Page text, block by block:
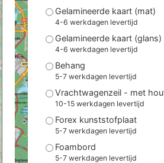
Gelamineerde kaart (mat)
4-6 werkdagen levertijd
Gelamineerde kaart (glans)
4-6 werkdagen levertijd
Behang
5-7 werkdagen levertijd
Vrachtwagenzeil - met
10-15 werkdagen levertijd
Forex kunststofplaat
5-7 werkdagen levertijd
Foambord
5-7 werkdagen levertijd